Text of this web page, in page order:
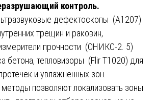
контроль.
дефектоскопы (А1207)
трещин и раковин,
прочности (ОНИКС-2. 5)
бетона, тепловизоры (Flir T1020) для
и увлажнённых зон.
позволяют локализовать зоны